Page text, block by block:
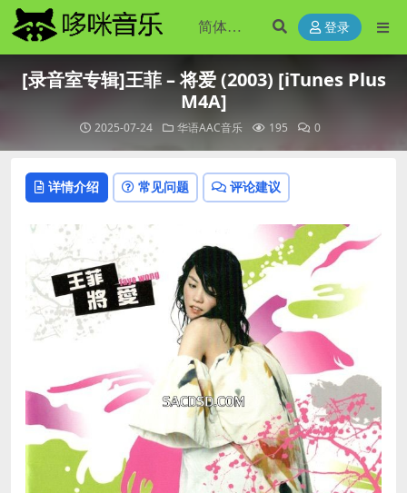
登录
[录音室专辑]王菲 – 将爱 (2003) [iTunes Plus
M4A]
2025-07-24 华语AAC音乐 195 0
详情介绍 常见问题 评论建议